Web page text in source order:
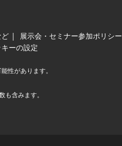
展示会・セミナー参加ポリシー
キーの設定
性があります。
含みます。